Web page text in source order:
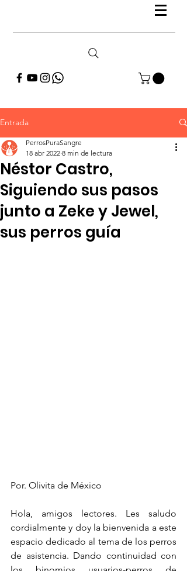
Entrada
Néstor Castro,
Siguiendo sus pasos
junto a Zeke y Jewel,
sus perros guía
PerrosPuraSangre
18 abr 2022 8 min de lectura
Por. Olivita de México
Hola, amigos lectores. Les saludo
cordialmente y doy la bienvenida a este
espacio dedicado al tema de los perros
de asistencia. Dando continuidad con